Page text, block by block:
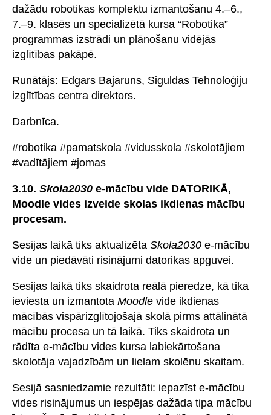
dažādu robotikas komplektu izmantošanu 4.–6.,
7.–9. klasēs un specializētā kursa “Robotika”
programmas izstrādi un plānošanu vidējās
izglītības pakāpē.
Runātājs: Edgars Bajaruns, Siguldas Tehnoloģiju
izglītības centra direktors.
Darbnīca.
#robotika #pamatskola #vidusskola #skolotājiem
#vadītājiem #jomas
3.10. Skola2030 e-mācību vide DATORIKĀ,
Moodle vides izveide skolas ikdienas mācību
procesam.
Sesijas laikā tiks aktualizēta Skola2030 e-mācību
vide un piedāvāti risinājumi datorikas apguvei.
Sesijas laikā tiks skaidrota reālā pieredze, kā tika
ieviesta un izmantota Moodle vide ikdienas
mācībās vispārizglītojošajā skolā pirms attālinātā
mācību procesa un tā laikā. Tiks skaidrota un
rādīta e-mācību vides kursa labiekārtošana
skolotāja vajadzībām un lielam skolēnu skaitam.
Sesijā sasniedzamie rezultāti: iepazīst e-mācību
vides risinājumus un iespējas dažāda tipa mācību